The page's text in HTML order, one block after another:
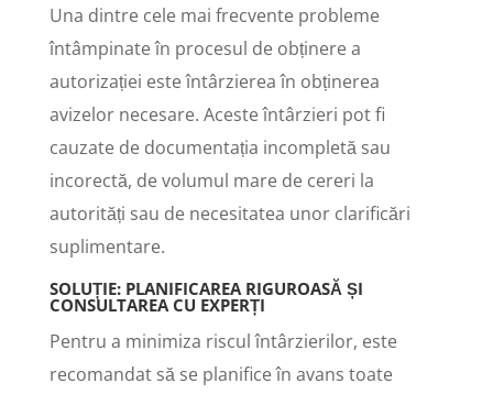
Una dintre cele mai frecvente probleme
întâmpinate în procesul de obținere a
autorizației este întârzierea în obținerea
avizelor necesare. Aceste întârzieri pot fi
cauzate de documentația incompletă sau
incorectă, de volumul mare de cereri la
autorități sau de necesitatea unor clarificări
suplimentare.
SOLUȚIE: PLANIFICAREA RIGUROASĂ ȘI
CONSULTAREA CU EXPERȚI
Pentru a minimiza riscul întârzierilor, este
recomandat să se planifice în avans toate